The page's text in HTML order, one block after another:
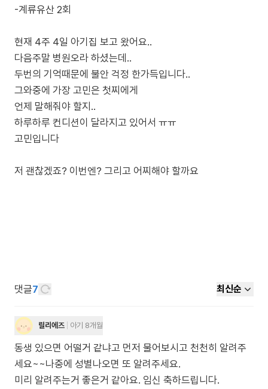
-계류유산 2회
현재 4주 4일 아기집 보고 왔어요..
다음주말 병원오라 하셨는데..
두번의 기억때문에 불안 걱정 한가득입니다..
그와중에 가장 고민은 첫찌에게
언제 말해줘야 할지..
하루하루 컨디션이 달라지고 있어서 ㅠㅠ
고민입니다
저 괜찮겠죠? 이번엔? 그리고 어찌해야 할까요
댓글7 최신순
릴리에즈 아기 8개월
동생 있으면 어떨거 같냐고 먼저 물어보시고 천천히 알려주
세요~~나중에 성별나오면 또 알려주세요.
미리 알려주는거 좋은거 같아요. 임신 축하드립니다.